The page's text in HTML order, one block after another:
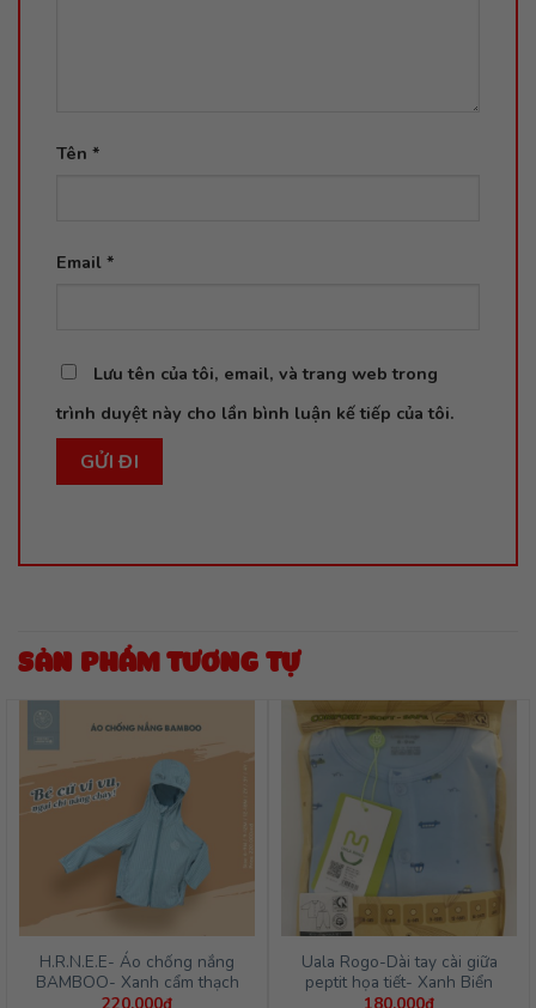
Tên *
Email *
Lưu tên của tôi, email, và trang web trong
trình duyệt này cho lần bình luận kế tiếp của tôi.
SẢN PHẨM TƯƠNG TỰ
H.R.N.E.E- Áo chống nắng
BAMBOO- Xanh cẩm thạch
Uala Rogo-Dài tay cài giữa
peptit họa tiết- Xanh Biển